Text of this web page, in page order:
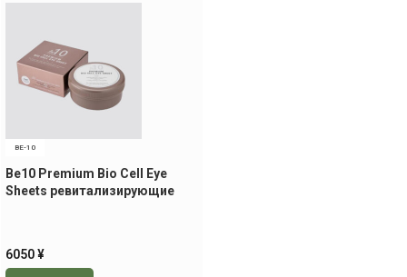
BE-10
Be10 Premium Bio Cell Eye
Sheets ревитализирующие
6050¥